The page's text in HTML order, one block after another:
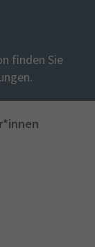
finden Sie